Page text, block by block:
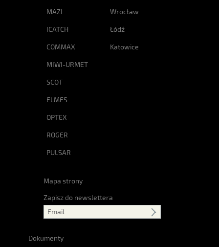
MAZI
ICATCH
COMMAX
MIWI-URMET
SCOT
ELMES
OPTEX
ROGER
PULSAR
Wrocław
Łódź
Katowice
Mapa strony
Zapisz do newslettera
Dokumenty